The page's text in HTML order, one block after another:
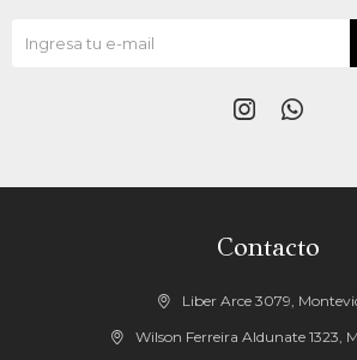
Contacto
Liber Arce 3079,
Wilson Ferreira Aldunate 1323,
 